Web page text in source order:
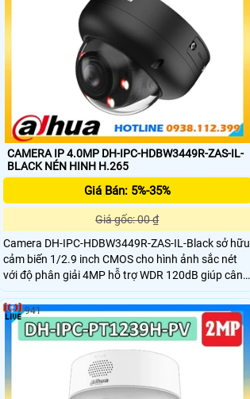
CAMERA IP 4.0MP DH-IPC-HDBW3449R-ZAS-IL-
BLACK NÉN HINH H.265
Giá Bán: 5%-35%
Giá gốc: 00 ₫
Camera DH-IPC-HDBW3449R-ZAS-IL-Black sở hữu
cảm biến 1/2.9 inch CMOS cho hình ảnh sắc nét
với độ phân giải 4MP hỗ trợ WDR 120dB giúp cân
bằng ánh sáng. Kết hợp hồng ngoại và đèn ấm
tầm xa 50m. Tích hợp micro thu âm chuẩn nén
H.265 tiết kiệm băng thông phù hợp giám sát ngày
đêm ổn định.
941